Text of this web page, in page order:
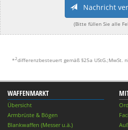
Nachricht
(Bitte füllen Sie alle
*2differenzbesteuert gemäß §25a UStG.;MwSt.
WAFFENMARKT
Übersicht
Armbrüste & Bögen
Blankwaffen (Messer u.ä.)